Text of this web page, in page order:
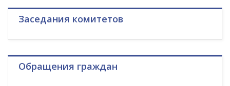
Заседания комитетов
Обращения граждан